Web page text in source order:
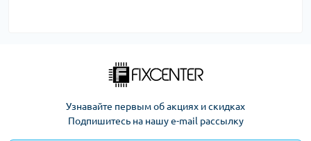
Узнавайте первым об акциях и скидках
Подпишитесь на нашу e-mail рассылку